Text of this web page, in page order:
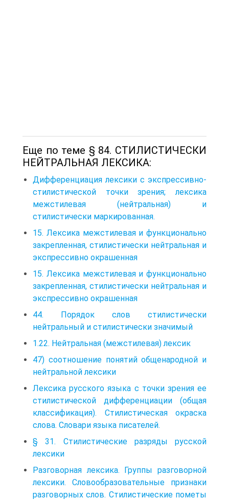
Еще по теме § 84. СТИЛИСТИЧЕСКИ
НЕЙТРАЛЬНАЯ ЛЕКСИКА:
Дифференциация лексики с экспрессивно-
стилистической точки зрения; лексика
межстилевая (нейтральная) и
стилистически маркированная.
15. Лексика межстилевая и функционально
закрепленная, стилистически нейтральная и
экспрессивно окрашенная
15. Лексика межстилевая и функционально
закрепленная, стилистически нейтральная и
экспрессивно окрашенная
44. Порядок слов стилистически
нейтральный и стилистически значимый
1.22. Нейтральная (межстилевая) лексик
47) соотношение понятий общенародной и
нейтральной лексики
Лексика русского языка с точки зрения ее
стилистической дифференциации (общая
классификация). Стилистическая окраска
слова. Словари языка писателей.
§ 31. Стилистические разряды русской
лексики
Разговорная лексика. Группы разговорной
лексики. Словообразовательные признаки
разговорных слов. Стилистические пометы